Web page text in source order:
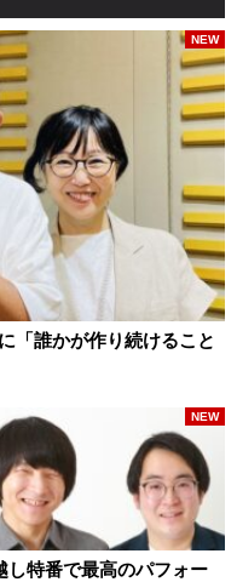
「誰かが作り続けること
NEW
し特番で最高のパフォー
NEW